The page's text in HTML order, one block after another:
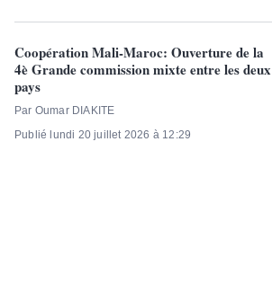
Coopération Mali-Maroc: Ouverture de la
4è Grande commission mixte entre les deux
pays
Par Oumar DIAKITE
Publié lundi 20 juillet 2026 à 12:29